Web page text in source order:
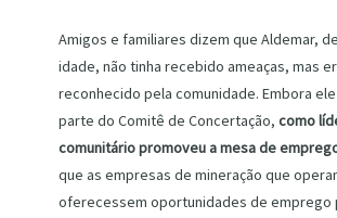
Amigos e familiares dizem que Aldemar,
idade, não tinha recebido ameaças, mas
reconhecido pela comunidade. Embora
parte do Comitê de Concertação, como
comunitário promoveu a mesa de
que as empresas de mineração que
oferecessem oportunidades de emprego